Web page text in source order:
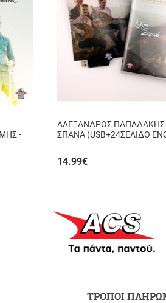
-
ΑΛΕΞΑΝΔΡΟΣ ΠΑΠΑΔΑΚΗΣ
ΣΠΑΝΑ (USB+24ΣΕΛΙΔΟ
14.99€
ΤΡΟΠΟΙ